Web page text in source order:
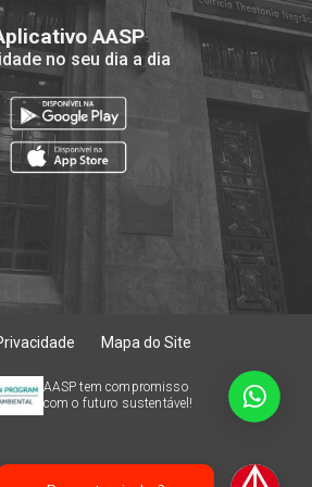
AASP
no seu dia a dia
Mapa do Site
AASP tem compromisso
com o futuro sustentável!